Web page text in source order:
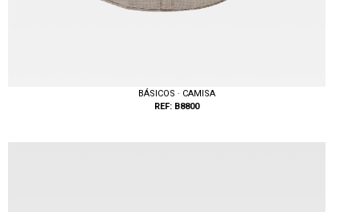
BÁSICOS · CAMISA
REF: B8800